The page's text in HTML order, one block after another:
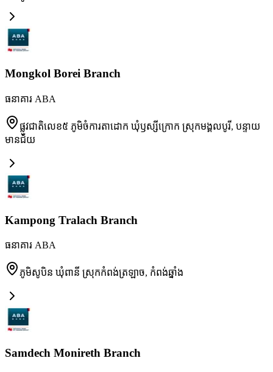
Mongkol Borei Branch
ធនាគារ ABA
ផ្លូវជាតិលេខ៥ ភូមិចំការតាដោក ឃុំឫស្សីក្រោក ស្រុកមង្គលបូរី, បន្ទាយ
មានជ័យ
Kampong Tralach Branch
ធនាគារ ABA
ភូមិសូបិន ឃុំពានី ស្រុកកំពង់ត្រឡាច, កំពង់ឆ្នាំង
Samdech Monireth Branch